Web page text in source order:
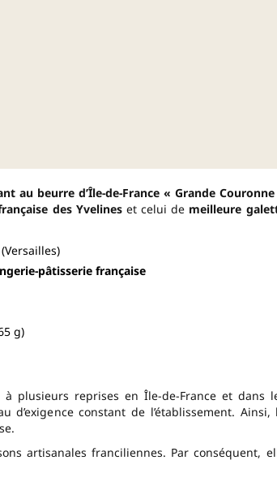
au beurre d’Île-de-France « Grande
des Yvelineset celui de meilleure
pâtisserie française
g)
plusieurs reprises en Île-de-France et dans
constant de l’établissement. Ainsi,
artisanales franciliennes. Par conséquent,